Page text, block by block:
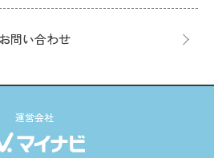
お問い合わせ
運営会社